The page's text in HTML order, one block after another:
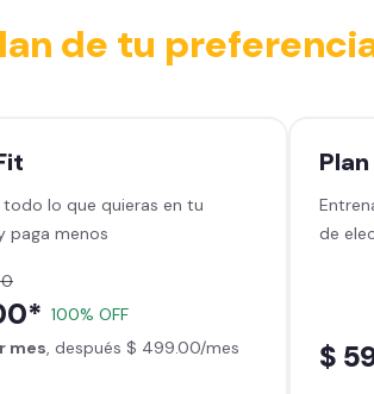
de tu
todo lo que quieras en tu
paga menos
100% OFF
mes, después $ 499.00/mes
Plan
de
$